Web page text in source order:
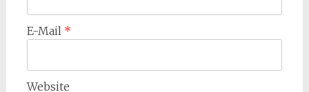
E-Mail *
Website